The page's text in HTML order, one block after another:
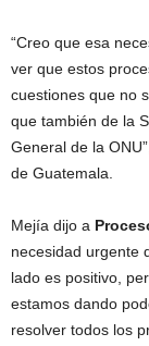
“Creo que esa
ver que estos
cuestiones que no
que también de la
General de la
de Guatemala.
Mejía dijo a
necesidad urgente
lado es positivo,
estamos dando
resolver todos los